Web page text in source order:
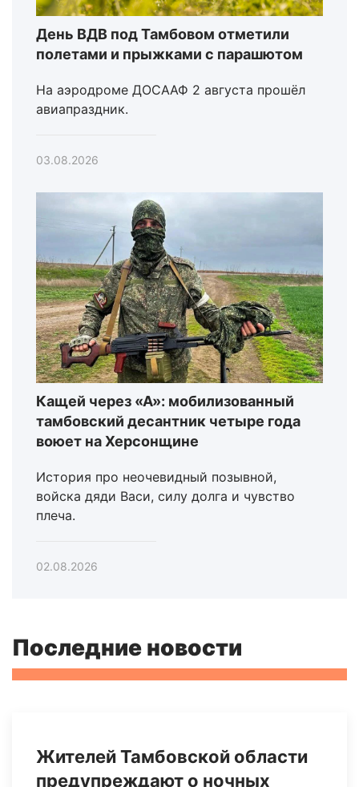
День ВДВ под Тамбовом отметили
полетами и прыжками с парашютом
На аэродроме ДОСААФ 2 августа прошёл
авиапраздник.
03.08.2026
Кащей через «А»: мобилизованный
тамбовский десантник четыре года
воюет на Херсонщине
История про неочевидный позывной,
войска дяди Васи, силу долга и чувство
плеча.
02.08.2026
Последние новости
Жителей Тамбовской области
предупреждают о ночных